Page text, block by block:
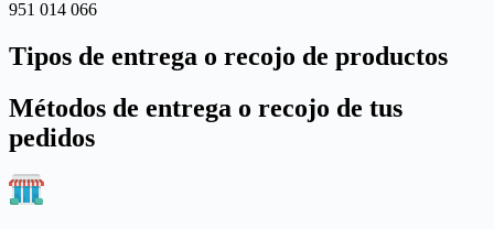
951 014 066
Tipos de entrega o recojo de productos
Métodos de entrega o recojo de tus
pedidos